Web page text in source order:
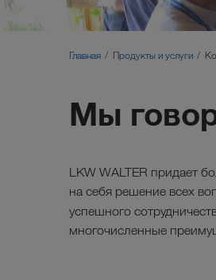
Главная Продукты и услуги
Мы
LKW WALTER придает
на себя решение всех
успешного
многочисленные